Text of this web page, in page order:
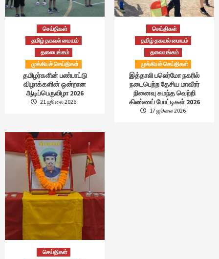
செய்திகள்
தமிழ் தகவல் மையம்
தலையங்கம்
முக்கியச் செய்திகள்
தமிழர்களின் பண்பாட்டு
விழாக்களின் ஒன்றான
ஆடிப்பெருவிழா 2026
21 ஜூலை 2026
செய்திகள்
தமிழ் தகவல் மையம்
தலையங்கம்
முக்கியச் செய்திகள்
இத்தாலி பலெர்மோ நகரில்
நடைபெற்ற தேசிய மாவீரர்
நினைவு சுமந்த வெற்றி
கிண்ணப் போட்டிகள் 2026
17 ஜூலை 2026
செய்திகள்